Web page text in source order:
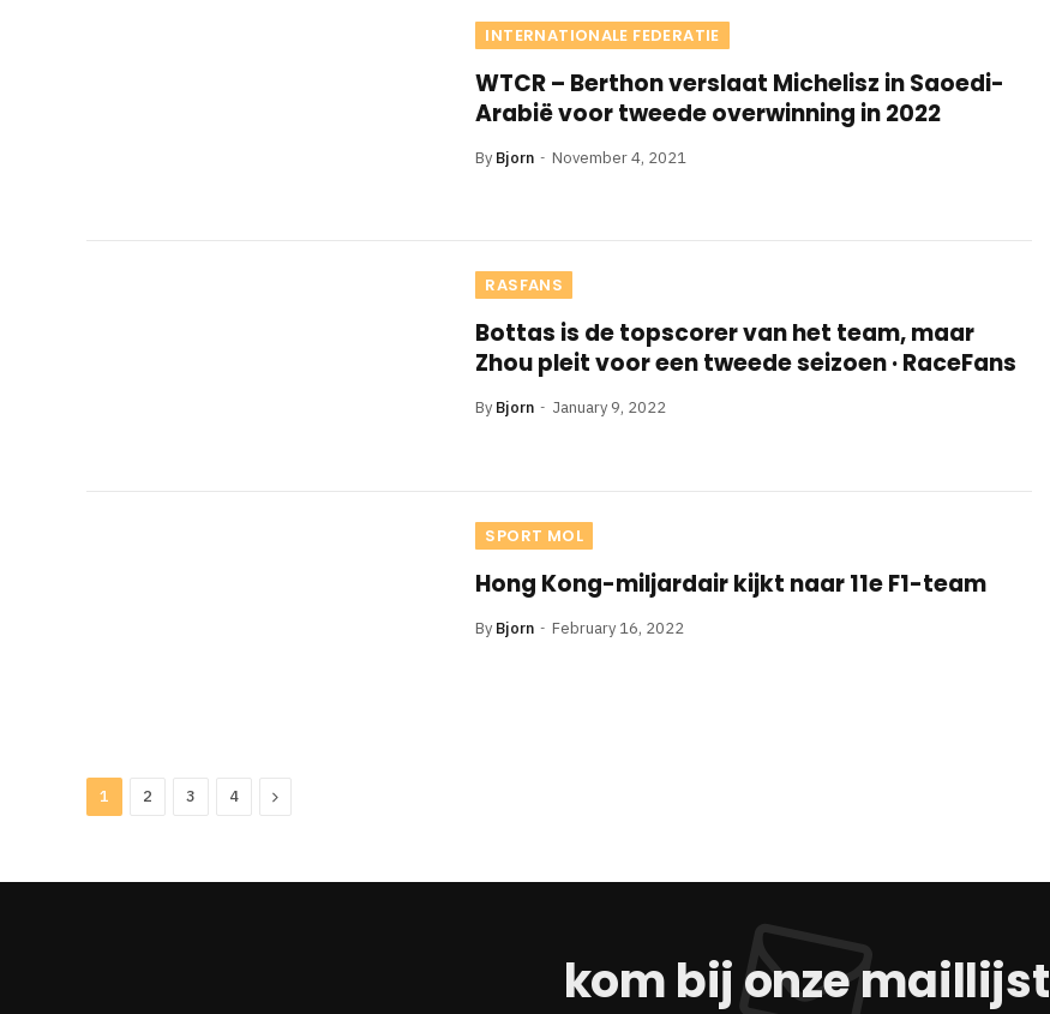
INTERNATIONALE FEDERATIE
WTCR – Berthon verslaat Michelisz in Saoedi-
Arabië voor tweede overwinning in 2022
By Bjorn November 4, 2021
RASFANS
Bottas is de topscorer van het team, maar
Zhou pleit voor een tweede seizoen · RaceFans
By Bjorn January 9, 2022
SPORT MOL
Hong Kong-miljardair kijkt naar 11e F1-team
By Bjorn February 16, 2022
1 2 3 4 Next
kom bij onze maillijst